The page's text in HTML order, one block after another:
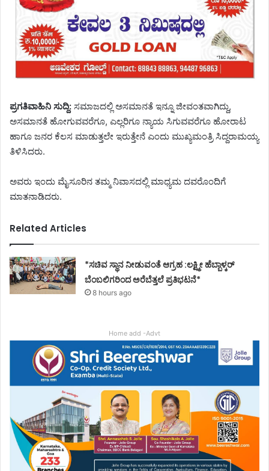
ಪ್ರಗತಿವಾಹಿನಿ ಸುದ್ದಿ: ಸಮಾಜದಲ್ಲಿ ಅಸಮಾನತೆ ಇನ್ನೂ ಜೀವಂತವಾಗಿದ್ದು,
ಅಸಮಾನತೆ ಹೋಗುವವರೆಗೂ, ಎಲ್ಲರಿಗೂ ನ್ಯಾಯ ಸಿಗುವವರೆಗೂ ಹೋರಾಟ
ಹಾಗೂ ಜನರ ಕೆಲಸ ಮಾಡುತ್ತಲೇ ಇರುತ್ತೇನೆ ಎಂದು ಮುಖ್ಯಮಂತ್ರಿ ಸಿದ್ದರಾಮಯ್ಯ
ತಿಳಿಸಿದರು.
ಅವರು ಇಂದು ಮೈಸೂರಿನ ತಮ್ಮ ನಿವಾಸದಲ್ಲಿ ಮಾಧ್ಯಮ ದವರೊಂದಿಗೆ
ಮಾತನಾಡಿದರು.
Related Articles
*ಸಚಿವ ಸ್ಥಾನ ನೀಡುವಂತೆ ಆಗ್ರಹ :ಲಕ್ಷ್ಮೀ ಹೆಬ್ಬಾಳ್ಕರ್
ಬೆಂಬಲಿಗರಿಂದ ಅರೆಬೆತ್ತಲೆ ಪ್ರತಿಭಟನೆ*
8 hours ago
Home add -Advt